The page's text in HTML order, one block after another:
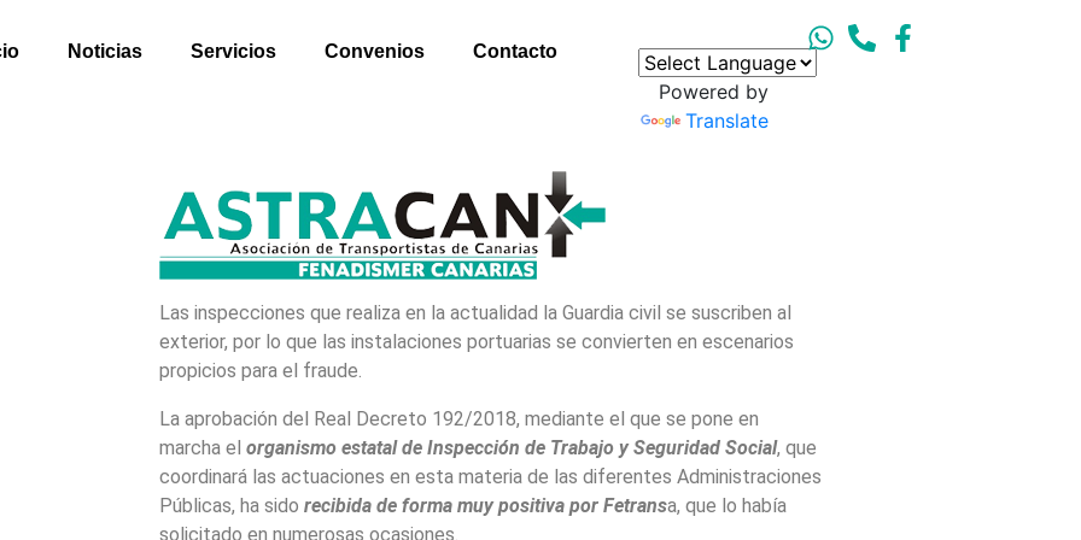
Noticias Servicios Convenios Contacto
Powered by
Translate
Las inspecciones que realiza en la actualidad la Guardia civil se suscriben al
exterior, por lo que las instalaciones portuarias se convierten en escenarios
propicios para el fraude.
La aprobación del Real Decreto 192/2018, mediante el que se pone en
marcha el organismo estatal de Inspección de Trabajo y Seguridad Social, que
coordinará las actuaciones en esta materia de las diferentes Administraciones
Públicas, ha sido recibida de forma muy positiva por Fetransa, que lo había
solicitado en numerosas ocasiones.